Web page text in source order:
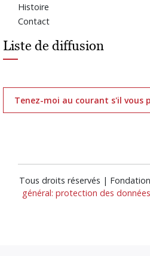
Histoire
Contact
Liste de diffusion
Tenez-moi au courant s'il vous
Tous droits réservés |
général: protection des